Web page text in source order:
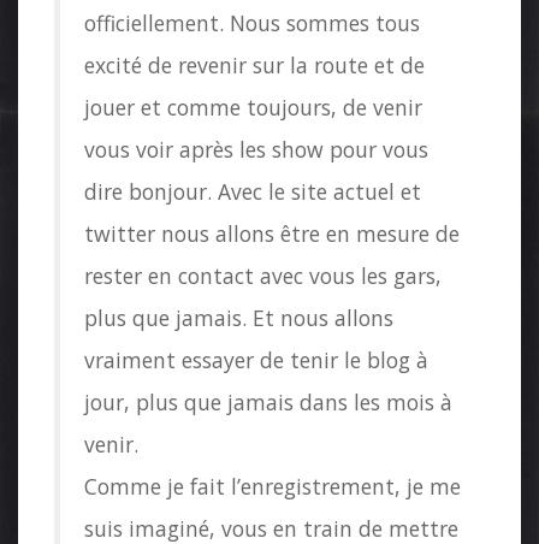
officiellement. Nous sommes tous
excité de revenir sur la route et de
jouer et comme toujours, de venir
vous voir après les show pour vous
dire bonjour. Avec le site actuel et
twitter nous allons être en mesure de
rester en contact avec vous les gars,
plus que jamais. Et nous allons
vraiment essayer de tenir le blog à
jour, plus que jamais dans les mois à
venir.
Comme je fait l’enregistrement, je me
suis imaginé, vous en train de mettre